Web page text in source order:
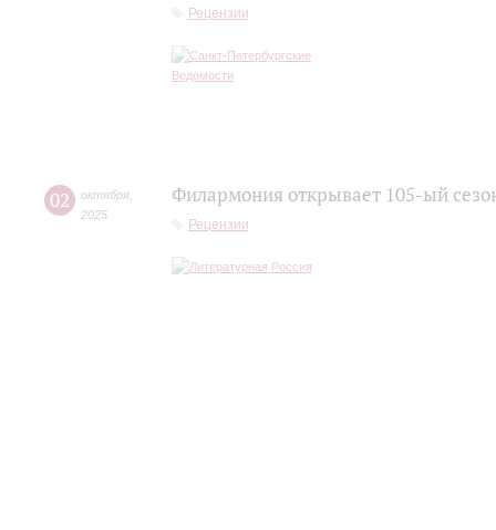
Рецензии
02 октября
2025
Филармония открывает 105-ый
Рецензии